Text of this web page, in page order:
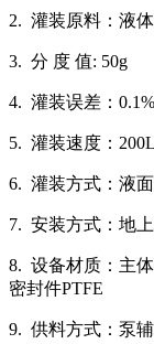
2. 灌装原料：液
3. 分 度 值: 50g
4. 灌装误差：0.1%
5. 灌装速度：
6. 灌装方式：液
7. 安装方式：地
8. 设备材质：主
密封件PTFE
9. 供料方式：泵